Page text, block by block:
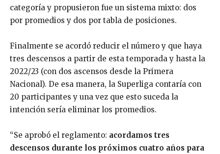
categoría y propusieron fue un sistema mixto: dos
por promedios y dos por tabla de posiciones.
Finalmente se acordó reducir el número y que haya
tres descensos a partir de esta temporada y hasta la
2022/23 (con dos ascensos desde la Primera
Nacional). De esa manera, la Superliga contaría con
20 participantes y una vez que esto suceda la
intención sería eliminar los promedios.
“Se aprobó el reglamento: acordamos tres
descensos durante los próximos cuatro años para